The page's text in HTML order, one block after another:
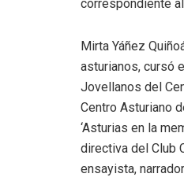
correspondiente
Mirta Yáñez
asturianos, cursó
Jovellanos del
Centro Asturiano
‘Asturias en la
directiva del Club
ensayista,